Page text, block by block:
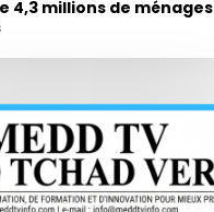
4,3 millions de ménages